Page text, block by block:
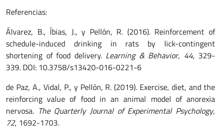
Referencias:
Álvarez, B., Íbias, J., y Pellón, R. (2016). Reinforcement of
schedule-induced drinking in rats by lick-contingent
shortening of food delivery. Learning & Behavior, 44, 329-
339. DOI: 10.3758/s13420-016-0221-6
de Paz, A., Vidal, P., y Pellón, R. (2019). Exercise, diet, and the
reinforcing value of food in an animal model of anorexia
nervosa. The Quarterly Journal of Experimental Psychology,
72, 1692-1703.